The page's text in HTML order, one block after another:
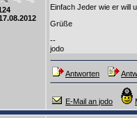
Einfach Jeder wie er will
Grüße
--
jodo
Antworten
E-Mail an jodo